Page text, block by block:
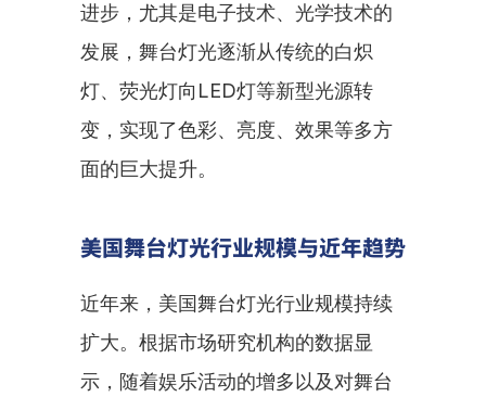
进步，尤其是电子技术、光学技术的
发展，舞台灯光逐渐从传统的白炽
灯、荧光灯向LED灯等新型光源转
变，实现了色彩、亮度、效果等多方
面的巨大提升。
美国舞台灯光行业规模与近年趋势
近年来，美国舞台灯光行业规模持续
扩大。根据市场研究机构的数据显
示，随着娱乐活动的增多以及对舞台